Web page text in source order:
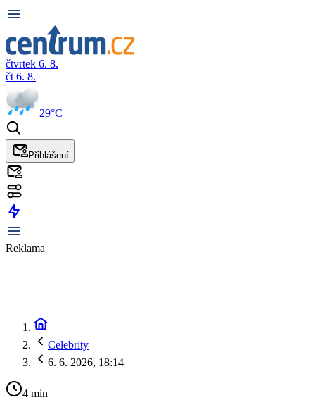
čtvrtek 6. 8.
čt 6. 8.
29°C
Přihlášení
Reklama
Celebrity
6. 6. 2026, 18:14
4 min